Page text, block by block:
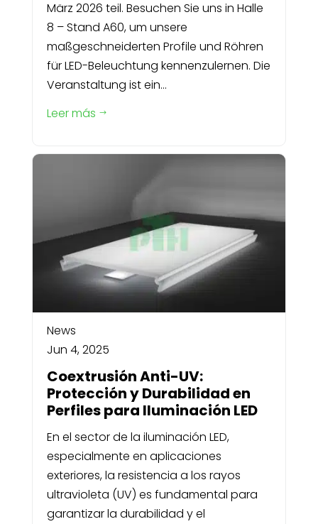
März 2026 teil. Besuchen Sie uns in Halle
8 – Stand A60, um unsere
maßgeschneiderten Profile und Röhren
für LED-Beleuchtung kennenzulernen. Die
Veranstaltung ist ein...
Leer más $
News
Jun 4, 2025
Coextrusión Anti-UV:
Protección y Durabilidad en
Perfiles para Iluminación LED
En el sector de la iluminación LED,
especialmente en aplicaciones
exteriores, la resistencia a los rayos
ultravioleta (UV) es fundamental para
garantizar la durabilidad y el